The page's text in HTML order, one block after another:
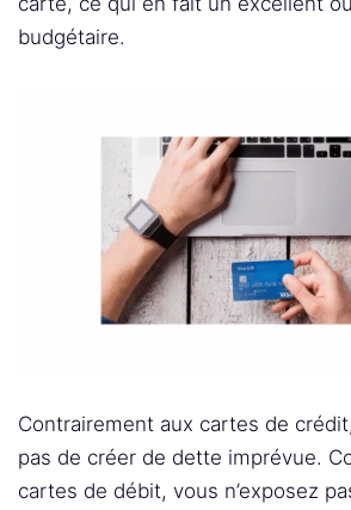
budgétaire.
Contrairement aux cartes de
pas de créer de dette imprévue.
cartes de débit, vous n’exposez